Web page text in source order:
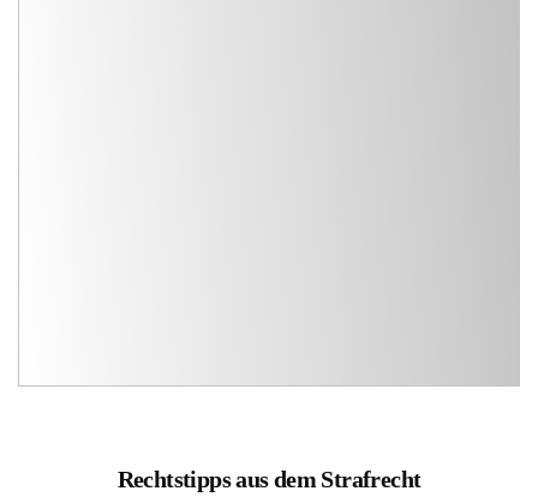
Rechtstipps aus dem Strafrecht